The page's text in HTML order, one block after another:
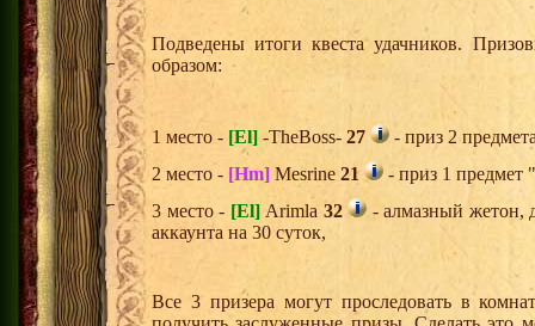
Подведены итоги квеста удачников.
образом:
1 место - [El] -TheBoss- 27
- приз 2
2 место - [Hm] Mesrine 21
- приз 1 предмет
3 место - [El]Arimla 32
- алмазный жетон,
аккаунта на 30 суток,
Все 3 призера могут проследовать в